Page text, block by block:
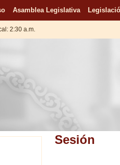
Asamblea Legislativa
2:30 a.m.
Sesión